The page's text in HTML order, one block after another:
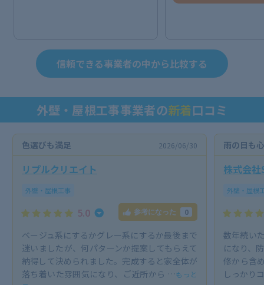
信頼できる事業者の中から比較する
外壁・屋根工事事業者の新着口コミ
色選びも満足 2026/06/30
リプルクリエイト
外壁・屋根工事
5.0 参考になった 0
ベージュ系にするかグレー系にするか最後まで
迷いましたが、何パターンか提案してもらえて
納得して決められました。完成すると家全体が
落ち着いた雰囲気になり、ご近所から …もっと
雨の日も
株式会社
外壁・屋根
数年続い
になり、
修から含
しっかり